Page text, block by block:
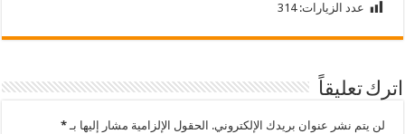
عدد الزيارات: 314
اترك تعليقاً
لن يتم نشر عنوان بريدك الإلكتروني. الحقول الإلزامية مشار إليها بـ*